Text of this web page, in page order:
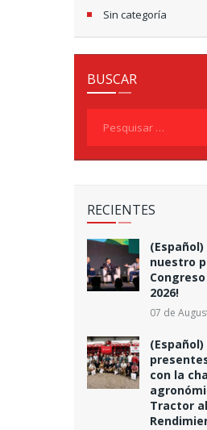
Sin categoría
BUSCAR
RECIENTES
nuestro
2026!
07 de
con la
Tractor al